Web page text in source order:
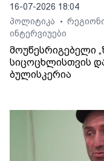
16-07-2026 18:04
პოლიტიკა
•
ინტერვიუები
მოუწესრიგებელი
სიცოცხლისთვის
ბულისკერია